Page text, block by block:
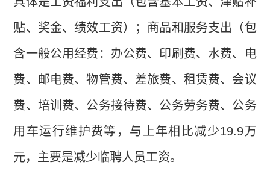
贴、奖金、绩效工资）；商品和服务支出（包
含一般公用经费：办公费、印刷费、水费、电
费、邮电费、物管费、差旅费、租赁费、会议
费、培训费、公务接待费、公务劳务费、公务
用车运行维护费等，与上年相比减少19.9万
元，主要是减少临聘人员工资。